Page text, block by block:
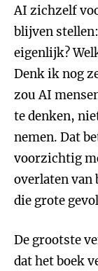
AI zichzelf
blijven
eigenlijk?
Denk ik nog
zou AI
te denken,
nemen. Dat
voorzichtig
overlaten van
die grote
De grootste
dat het boek